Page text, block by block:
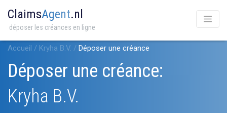
ClaimsAgent.nl
déposer les créances en ligne
Accueil / Kryha B.V. / Déposer une créance
Déposer une créance:
Kryha B.V.